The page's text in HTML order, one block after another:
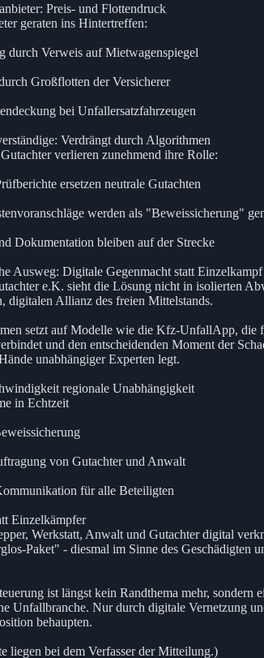
Preis- und Flottendruck
geraten ins Hintertreffen:
durch Verweis auf Mietwagenspiegel
Großflotten der Versicherer
bei Unfallersatzfahrzeugen
Verdrängt durch Algorithmen
verlieren zunehmend ihre Rolle:
ersetzen neutrale Gutachten
werden als "Beweissicherung"
Dokumentation bleiben auf der Strecke
Ausweg: Digitale Gegenmacht statt Einzelkampf
e.K. sieht die Lösung nicht in isolierten
digitalen Allianz des freien Mittelstands.
setzt auf Modelle wie die Kfz-UnfallApp, die
und den entscheidenden Moment der
unabhängiger Experten legt.
regionale Unabhängigkeit
in Echtzeit
von Gutachter und Anwalt
für alle Beteiligten
Einzelkämpfer
Werkstatt, Anwalt und Gutachter digital
Paket" - diesmal im Sinne des Geschädigten
ist längst kein Randthema mehr,
Unfallbranche. Nur durch digitale Vernetzung
behaupten.
liegen bei dem Verfasser der Mitteilung.)